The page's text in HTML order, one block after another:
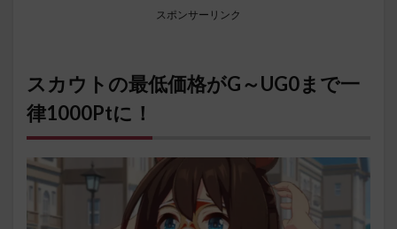
スポンサーリンク
スカウトの最低価格がG～UG0まで一
律1000Ptに！